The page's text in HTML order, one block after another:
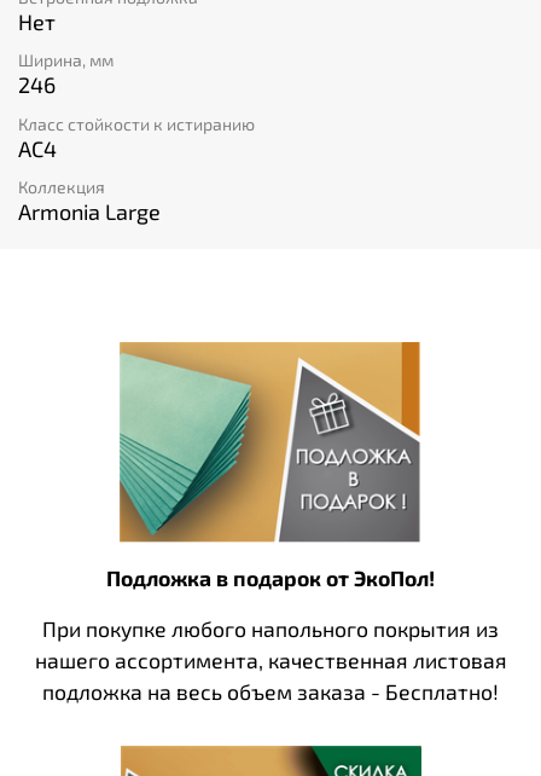
Нет
Ширина, мм
246
Класс стойкости к истиранию
AC4
Коллекция
Armonia Large
Подложка в подарок от ЭкоПол!
При покупке любого напольного покрытия из
нашего ассортимента, качественная листовая
подложка на весь объем заказа - Бесплатно!